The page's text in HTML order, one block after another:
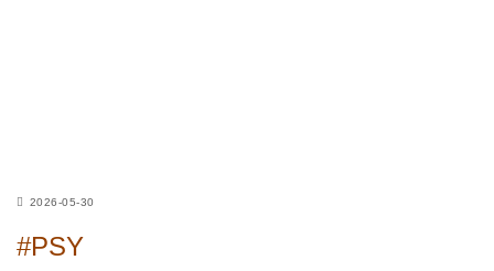
2026-05-30
#PSY